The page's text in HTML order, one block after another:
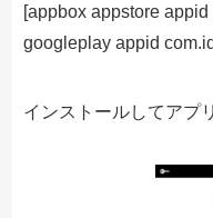
[appbox appstore
googleplay appid
インストールしてアプ